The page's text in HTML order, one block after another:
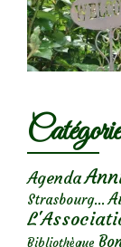
Agenda
Strasbourg...
Bibliothèque